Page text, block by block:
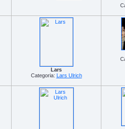
Lars
Categoria: Lars Ulrich